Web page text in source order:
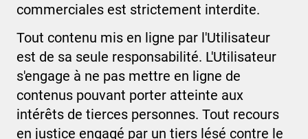
commerciales est strictement interdite.
Tout contenu mis en ligne par l'Utilisateur
est de sa seule responsabilité. L'Utilisateur
s'engage à ne pas mettre en ligne de
contenus pouvant porter atteinte aux
intérêts de tierces personnes. Tout recours
en justice engagé par un tiers lésé contre le